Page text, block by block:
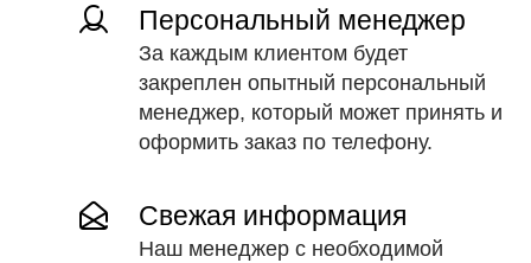
Персональный менеджер
За каждым клиентом будет
закреплен опытный персональный
менеджер, который может принять и
оформить заказ по телефону.
Свежая информация
Наш менеджер с необходимой